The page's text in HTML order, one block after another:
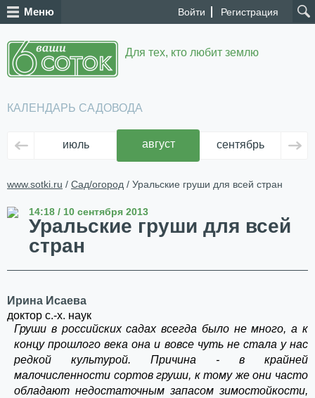
Войти Регистрация
Меню
Для тех, кто любит землю
КАЛЕНДАРЬ САДОВОДА
июль август сентябрь
www.sotki.ru / Сад/огород / Уральские груши для всей стран
14:18 / 10 сентября 2013
Уральские груши для всей
стран
Ирина Исаева
доктор с.-х. наук
Груши в российских садах всегда было не много, а к
концу прошлого века она и вовсе чуть не стала у нас
редкой культурой. Причина - в крайней
малочисленности сортов груши, к тому же они часто
обладают недостаточным запасом зимостойкости,